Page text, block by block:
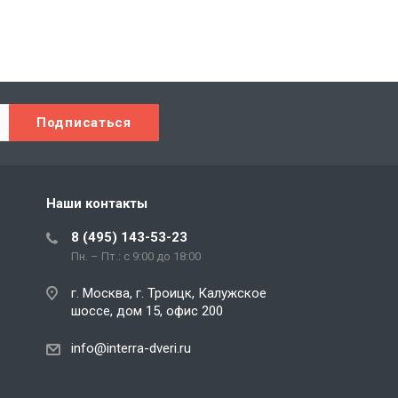
Наши контакты
8 (495) 143-53-23
Пн. – Пт.: с 9:00 до 18:00
г. Москва, г. Троицк, Калужское
шоссе, дом 15, офис 200
info@interra-dveri.ru